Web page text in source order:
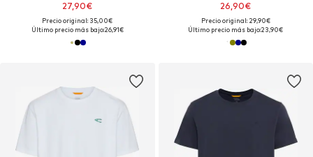
27,90€
Precio original: 35,00€
Último precio más bajo:26,91€
26,90€
Precio original: 29,90€
Último precio más bajo:23,90€